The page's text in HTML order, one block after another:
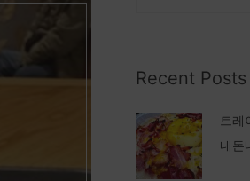
Recent Posts
트레
내돈